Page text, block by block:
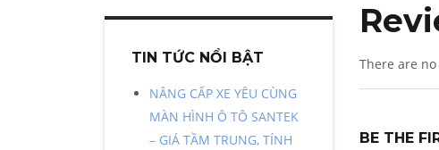
There are
BE THE
TIN TỨC NỔI BẬT
NÂNG CẤP XE YÊU CÙNG
MÀN HÌNH Ô TÔ SANTEK
– GIÁ TẦM TRUNG, TÍNH